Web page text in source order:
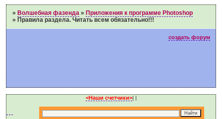
» Волшебная фазенда » Приложения к программе Photoshop
» Правила раздела. Читать всем обязательно!!!
создать форум
<Наши счетчики>| |